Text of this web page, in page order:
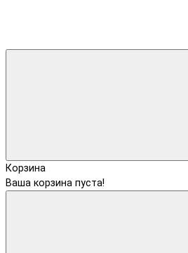
Корзина
Ваша корзина пуста!